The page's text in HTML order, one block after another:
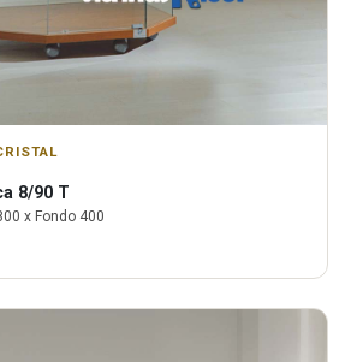
8/90 T
x Fondo 400